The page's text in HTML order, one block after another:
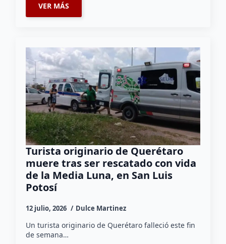
VER MÁS
Turista originario de Querétaro
muere tras ser rescatado con vida
de la Media Luna, en San Luis
Potosí
12 julio, 2026 Dulce Martinez
Un turista originario de Querétaro falleció este fin
de semana…